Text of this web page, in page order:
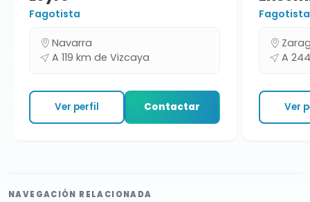
Fagotista
Navarra
A 119 km de Vizcaya
Ver perfil Contactar
Fagotista
A 244
Ver
NAVEGACIÓN RELACIONADA